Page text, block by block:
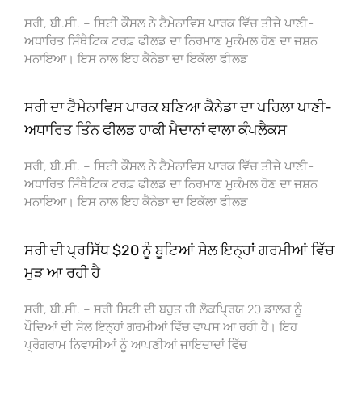
ਸਰੀ, ਬੀ.ਸੀ. – ਸਿਟੀ ਕੌਂਸਲ ਨੇ ਟੈਮੇਨਾਵਿਸ ਪਾਰਕ ਵਿੱਚ ਤੀਜੇ ਪਾਣੀ-
ਅਧਾਰਿਤ ਸਿੰਥੈਟਿਕ ਟਰਫ਼ ਫੀਲਡ ਦਾ ਨਿਰਮਾਣ ਮੁਕੰਮਲ ਹੋਣ ਦਾ ਜਸ਼ਨ
ਮਨਾਇਆ। ਇਸ ਨਾਲ ਇਹ ਕੈਨੇਡਾ ਦਾ ਇਕੱਲਾ ਫੀਲਡ
ਸਰੀ ਦਾ ਟੈਮੇਨਾਵਿਸ ਪਾਰਕ ਬਣਿਆ ਕੈਨੇਡਾ ਦਾ ਪਹਿਲਾ ਪਾਣੀ-
ਅਧਾਰਿਤ ਤਿੰਨ ਫੀਲਡ ਹਾਕੀ ਮੈਦਾਨਾਂ ਵਾਲਾ ਕੰਪਲੈਕਸ
ਸਰੀ, ਬੀ.ਸੀ. – ਸਿਟੀ ਕੌਂਸਲ ਨੇ ਟੈਮੇਨਾਵਿਸ ਪਾਰਕ ਵਿੱਚ ਤੀਜੇ ਪਾਣੀ-
ਅਧਾਰਿਤ ਸਿੰਥੈਟਿਕ ਟਰਫ਼ ਫੀਲਡ ਦਾ ਨਿਰਮਾਣ ਮੁਕੰਮਲ ਹੋਣ ਦਾ ਜਸ਼ਨ
ਮਨਾਇਆ। ਇਸ ਨਾਲ ਇਹ ਕੈਨੇਡਾ ਦਾ ਇਕੱਲਾ ਫੀਲਡ
ਸਰੀ ਦੀ ਪ੍ਰਸਿੱਧ $20 ਨੂੰ ਬੂਟਿਆਂ ਸੇਲ ਇਨ੍ਹਾਂ ਗਰਮੀਆਂ ਵਿੱਚ
ਮੁੜ ਆ ਰਹੀ ਹੈ
ਸਰੀ, ਬੀ.ਸੀ. – ਸਰੀ ਸਿਟੀ ਦੀ ਬਹੁਤ ਹੀ ਲੋਕਪ੍ਰਿਯ 20 ਡਾਲਰ ਨੂੰ
ਪੌਦਿਆਂ ਦੀ ਸੇਲ ਇਨ੍ਹਾਂ ਗਰਮੀਆਂ ਵਿੱਚ ਵਾਪਸ ਆ ਰਹੀ ਹੈ। ਇਹ
ਪ੍ਰੋਗਰਾਮ ਨਿਵਾਸੀਆਂ ਨੂੰ ਆਪਣੀਆਂ ਜਾਇਦਾਦਾਂ ਵਿੱਚ